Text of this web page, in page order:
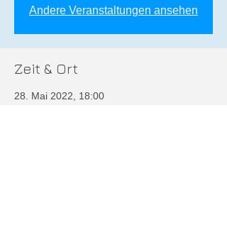
Andere Veranstaltungen ansehen
Zeit & Ort
28. Mai 2022, 18:00